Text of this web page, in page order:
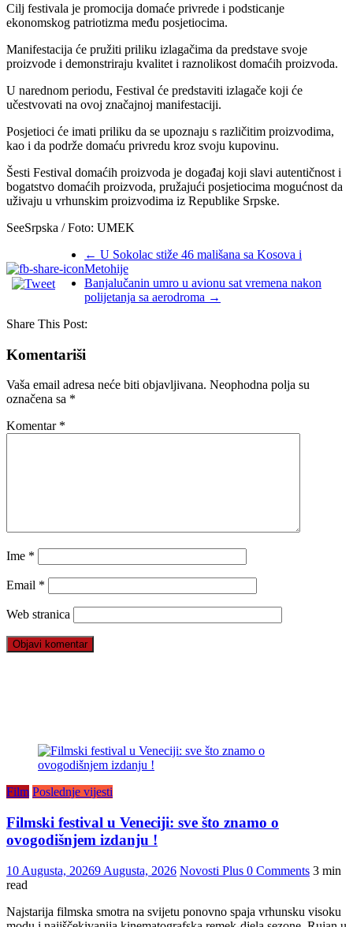
Cilj festivala je promocija domaće privrede i podsticanje
ekonomskog patriotizma među posjetiocima.
Manifestacija će pružiti priliku izlagačima da predstave svoje
proizvode i demonstriraju kvalitet i raznolikost domaćih proizvoda.
U narednom periodu, Festival će predstaviti izlagače koji će
učestvovati na ovoj značajnoj manifestaciji.
Posjetioci će imati priliku da se upoznaju s različitim proizvodima,
kao i da podrže domaću privredu kroz svoju kupovinu.
Šesti Festival domaćih proizvoda je događaj koji slavi autentičnost i
bogatstvo domaćih proizvoda, pružajući posjetiocima mogućnost da
uživaju u vrhunskim proizvodima iz Republike Srpske.
SeeSrpska / Foto: UMEK
← U Sokolac stiže 46 mališana sa Kosova i
Metohije
Banjalučanin umro u avionu sat vremena nakon
polijetanja sa aerodroma →
Share This Post:
Komentariši
Vaša email adresa neće biti objavljivana. Neophodna polja su
označena sa *
Komentar *
Ime *
Email *
Web stranica
Film Poslednje vijesti
Filmski festival u Veneciji: sve što znamo o
ovogodišnjem izdanju !
10 Augusta, 20269 Augusta, 2026 Novosti Plus 0 Comments 3 min
read
Najstarija filmska smotra na svijetu ponovno spaja vrhunsku visoku